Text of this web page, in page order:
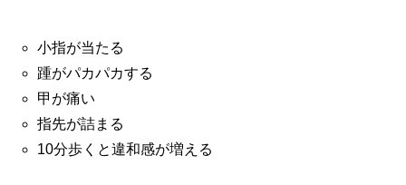
小指が当たる
踵がパカパカする
甲が痛い
指先が詰まる
10分歩くと違和感が増える